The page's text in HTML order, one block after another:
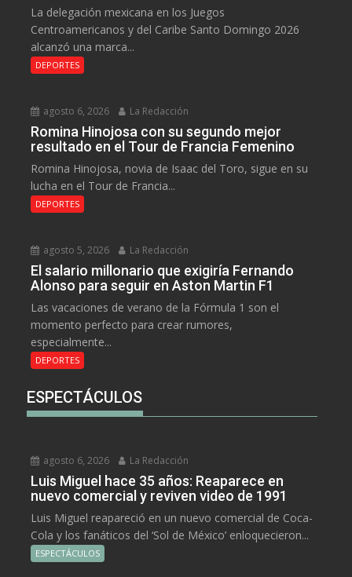
La delegación mexicana en los Juegos
Centroamericanos y del Caribe Santo Domingo 2026
alcanzó una marca...
DEPORTES
agosto 6, 2026 La Redacción
Romina Hinojosa con su segundo mejor
resultado en el Tour de Francia Femenino
Romina Hinojosa, novia de Isaac del Toro, sigue en su
lucha en el Tour de Francia...
DEPORTES
agosto 5, 2026 La Redacción
El salario millonario que exigiría Fernando
Alonso para seguir en Aston Martin F1
Las vacaciones de verano de la Fórmula 1 son el
momento perfecto para crear rumores,
especialmente...
DEPORTES
ESPECTÁCULOS
agosto 6, 2026 La Redacción
Luis Miguel hace 35 años: Reaparece en
nuevo comercial y reviven video de 1991
Luis Miguel reapareció en un nuevo comercial de Coca-
Cola y los fanáticos del ‘Sol de México’ enloquecieron...
ESPECTÁCULOS